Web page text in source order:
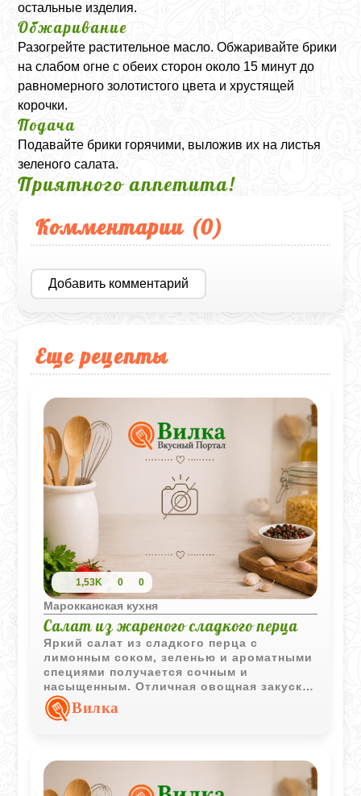
остальные изделия.
Обжаривание
Разогрейте растительное масло. Обжаривайте брики
на слабом огне с обеих сторон около 15 минут до
равномерного золотистого цвета и хрустящей
корочки.
Подача
Подавайте брики горячими, выложив их на листья
зеленого салата.
Приятного аппетита!
Комментарии (0)
Добавить комментарий
Еще рецепты
1,53K 0 0
Марокканская кухня
Салат из жареного сладкого перца
Яркий салат из сладкого перца с
лимонным соком, зеленью и ароматными
специями получается сочным и
насыщенным. Отличная овощная закуска
для повседневного и праздничного
стола.Вилка